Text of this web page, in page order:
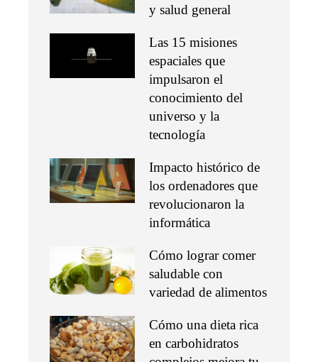
y salud general
Las 15 misiones
espaciales que
impulsaron el
conocimiento del
universo y la
tecnología
Impacto histórico de
los ordenadores que
revolucionaron la
informática
Cómo lograr comer
saludable con
variedad de alimentos
Cómo una dieta rica
en carbohidratos